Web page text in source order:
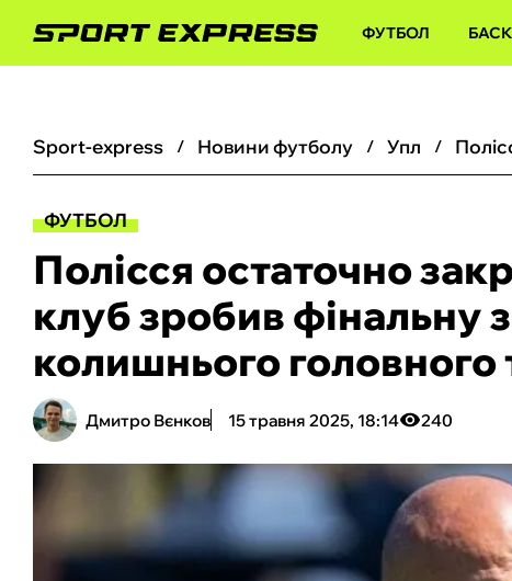
ФУТБОЛ
sport-express новини футболу упл
ФУТБОЛ
Полісся остаточно
клуб зробив фінальну
колишнього
Дмитро Вєнков 15 травня 2025, 18:14 240